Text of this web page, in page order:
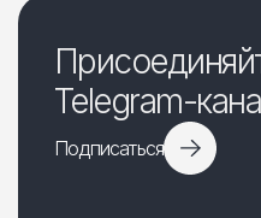
Telegram-
Подписаться